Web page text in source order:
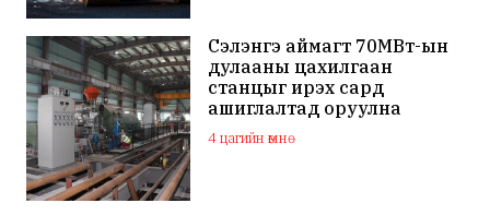
Сэлэнгэ аймагт 70МВт-ын
дулааны цахилгаан
станцыг ирэх сард
ашиглалтад оруулна
4 цагийн өмнө